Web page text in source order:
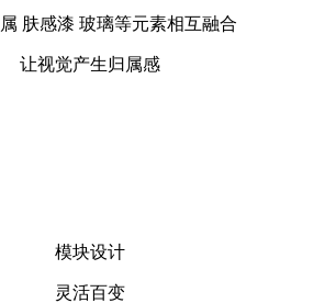
肤感漆 玻璃等元素相互融合
让视觉产生归属感
模块设计
灵活百变